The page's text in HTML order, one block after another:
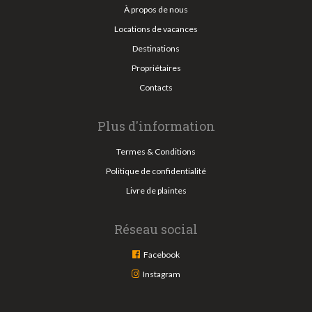
À propos de nous
Locations de vacances
Destinations
Propriétaires
Contacts
Plus d'information
Termes & Conditions
Politique de confidentialité
Livre de plaintes
Réseau social
Facebook
Instagram